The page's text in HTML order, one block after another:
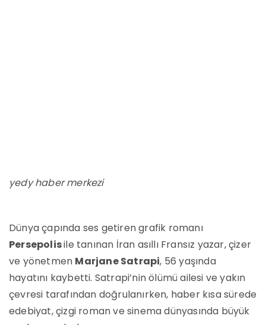
yedy haber merkezi
Dünya çapında ses getiren grafik romanı
Persepolisile tanınan İran asıllı Fransız yazar, çizer
ve yönetmen Marjane Satrapi, 56 yaşında
hayatını kaybetti. Satrapi’nin ölümü ailesi ve yakın
çevresi tarafından doğrulanırken, haber kısa sürede
edebiyat, çizgi roman ve sinema dünyasında büyük